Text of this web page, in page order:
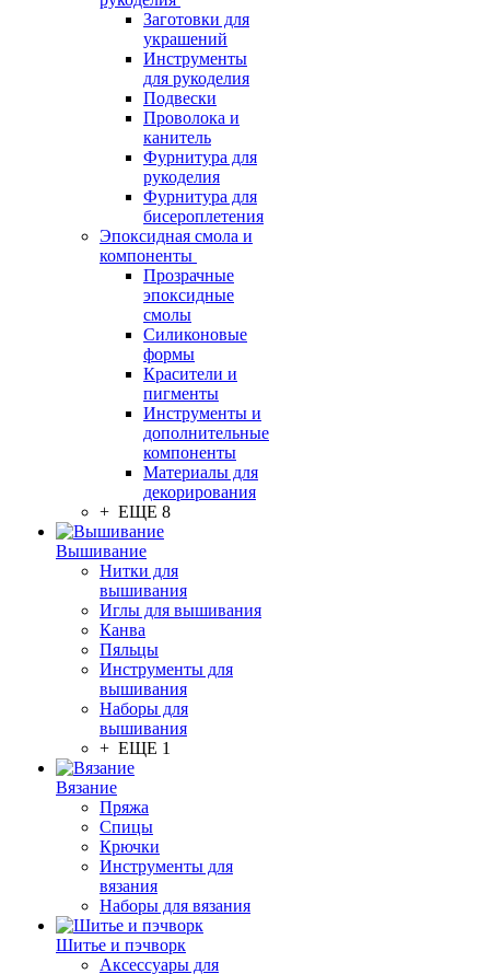
Заготовки для
украшений
Инструменты
для рукоделия
Подвески
Проволока и
канитель
Фурнитура для
рукоделия
Фурнитура для
бисероплетения
Эпоксидная смола и
компоненты
Прозрачные
эпоксидные
смолы
Силиконовые
формы
Красители и
пигменты
Инструменты и
дополнительные
компоненты
Материалы для
декорирования
+ ЕЩЕ 8
Вышивание
Нитки для
вышивания
Иглы для вышивания
Канва
Пяльцы
Инструменты для
вышивания
Наборы для
вышивания
+ ЕЩЕ 1
Вязание
Пряжа
Спицы
Крючки
Инструменты для
вязания
Наборы для вязания
Шитье и пэчворк
Аксессуары для